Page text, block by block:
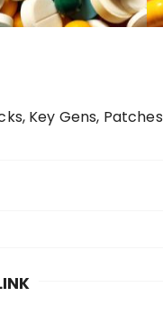
Key Gens, Patches